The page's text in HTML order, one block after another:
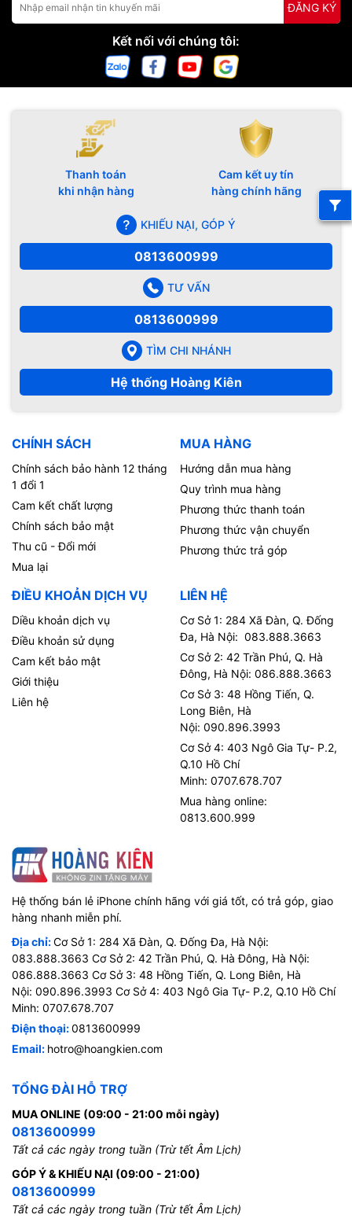
ĐĂNG KÝ
Kết nối với chúng tôi:
Thanh toán
khi nhận hàng
Cam kết uy tín
hàng chính hãng
KHIẾU NẠI, GÓP Ý
0813600999
TƯ VẤN
0813600999
TÌM CHI NHÁNH
Hệ thống Hoàng Kiên
CHÍNH SÁCH
Chính sách bảo hành 12 tháng
1 đổi 1
Cam kết chất lượng
Chính sách bảo mật
Thu cũ - Đổi mới
Mua lại
MUA HÀNG
Hướng dẫn mua hàng
Quy trình mua hàng
Phương thức thanh toán
Phương thức vận chuyển
Phương thức trả góp
ĐIỀU KHOẢN DỊCH VỤ
Diều khoản dịch vụ
Điều khoản sử dụng
Cam kết bảo mật
Giới thiệu
Liên hệ
LIÊN HỆ
Cơ Sở 1: 284 Xã Đàn, Q. Đống
Đa, Hà Nội: 083.888.3663
Cơ Sở 2: 42 Trần Phú, Q. Hà
Đông, Hà Nội: 086.888.3663
Cơ Sở 3: 48 Hồng Tiến, Q.
Long Biên, Hà
Nội: 090.896.3993
Cơ Sở 4: 403 Ngô Gia Tự- P.2,
Q.10 Hồ Chí
Minh: 0707.678.707
Mua hàng online:
0813.600.999
Hệ thống bán lẻ iPhone chính hãng với giá tốt, có trả góp, giao
hàng nhanh miễn phí.
Địa chỉ:Cơ Sở 1: 284 Xã Đàn, Q. Đống Đa, Hà Nội:
083.888.3663 Cơ Sở 2: 42 Trần Phú, Q. Hà Đông, Hà Nội:
086.888.3663 Cơ Sở 3: 48 Hồng Tiến, Q. Long Biên, Hà
Nội: 090.896.3993 Cơ Sở 4: 403 Ngô Gia Tự- P.2, Q.10 Hồ Chí
Minh: 0707.678.707
Điện thoại:0813600999
Email: hotro@hoangkien.com
TỔNG ĐÀI HỖ TRỢ
MUA ONLINE (09:00 - 21:00 mỗi ngày)
0813600999
Tất cả các ngày trong tuần (Trừ tết Âm Lịch)
GÓP Ý & KHIẾU NẠI (09:00 - 21:00)
0813600999
Tất cả các ngày trong tuần (Trừ tết Âm Lịch)